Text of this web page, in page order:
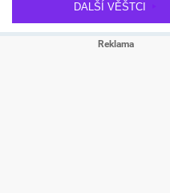
DALŠÍ VĚŠTCI